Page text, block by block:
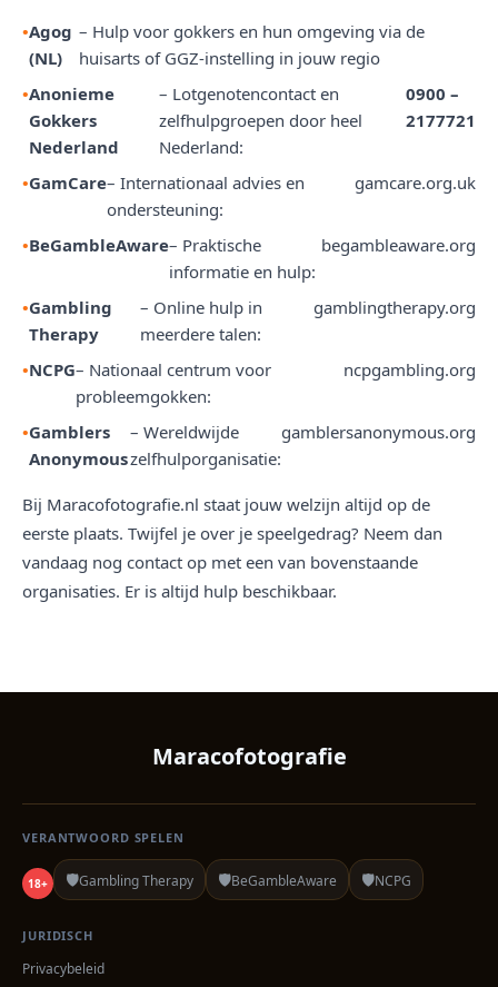
Agog
(NL)
– Hulp voor gokkers en hun omgeving via de
huisarts of GGZ-instelling in jouw regio
Anonieme
Gokkers
Nederland
– Lotgenotencontact en
zelfhulpgroepen door heel
Nederland:
0900 –
2177721
GamCare– Internationaal advies en
ondersteuning:
gamcare.org.uk
BeGambleAware– Praktische
informatie en hulp:
begambleaware.org
Gambling
Therapy
– Online hulp in
meerdere talen:
gamblingtherapy.org
NCPG– Nationaal centrum voor
probleemgokken:
ncpgambling.org
Gamblers
Anonymous
– Wereldwijde
zelfhulporganisatie:
gamblersanonymous.org
Bij Maracofotografie.nl staat jouw welzijn altijd op de
eerste plaats. Twijfel je over je speelgedrag? Neem dan
vandaag nog contact op met een van bovenstaande
organisaties. Er is altijd hulp beschikbaar.
Maracofotografie
VERANTWOORD SPELEN
18+ 🛡️Gambling Therapy 🛡️BeGambleAware 🛡️NCPG
JURIDISCH
Privacybeleid